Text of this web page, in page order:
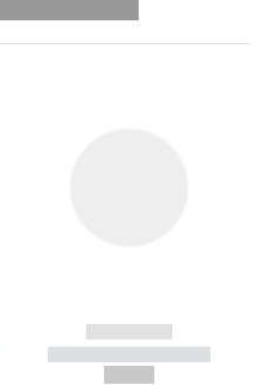
------------
----------- -----------